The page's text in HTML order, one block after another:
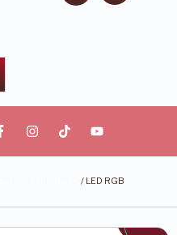
/ LED RGB